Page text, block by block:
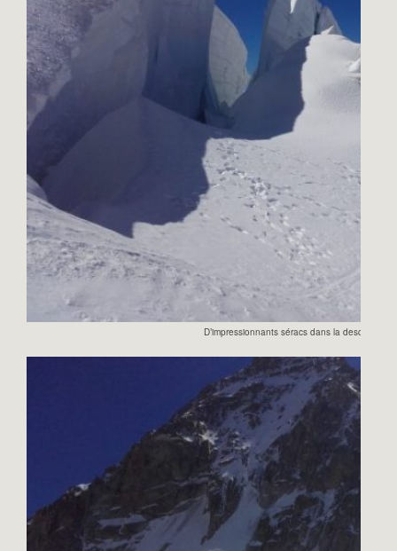
D’impressionnants séracs dans la descente du